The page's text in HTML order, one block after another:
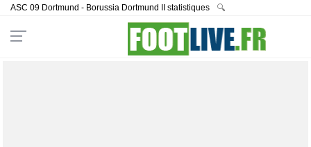
ASC 09 Dortmund - Borussia Dortmund II statistiques 🔍